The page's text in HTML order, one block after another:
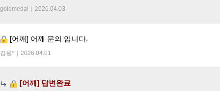
goldmedal 2026.04.03
[어깨] 어깨 문의 입니다.
김용* 2026.04.01
[어깨] 답변완료